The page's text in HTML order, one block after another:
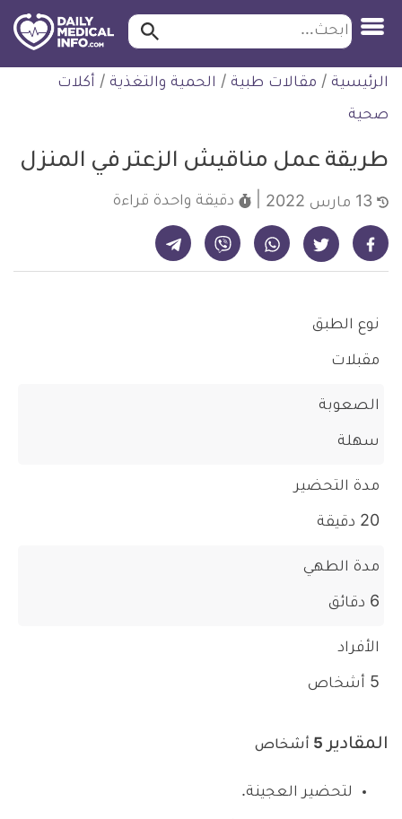
التخطي
للمحتوى
طبية
ابحث ابحث…
الرئيسية / مقالات طبية / الحمية والتغذية / أكلات
صحية
طريقة عمل مناقيش الزعتر في المنزل
دقيقة واحدة قراءة
شارك على فيسبوك - ديلي ميديكال انفو شارك على تويتر - ديلي ميديكال انفو شارك على واتساب - ديلي ميديكال انفو شارك على فايبر - ديلي ميديكال انفو شارك على تيليجرام - ديلي ميديكال انفو
نوع الطبق
مقبلات
الصعوبة
سهلة
مدة التحضير
20 دقيقة
مدة الطهي
6 دقائق
الأفراد
5 أشخاص
المقادير 5 أشخاص
لتحضير العجينة.